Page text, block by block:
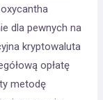
dla pewnych na
kryptowaluta
opłatę
metodę